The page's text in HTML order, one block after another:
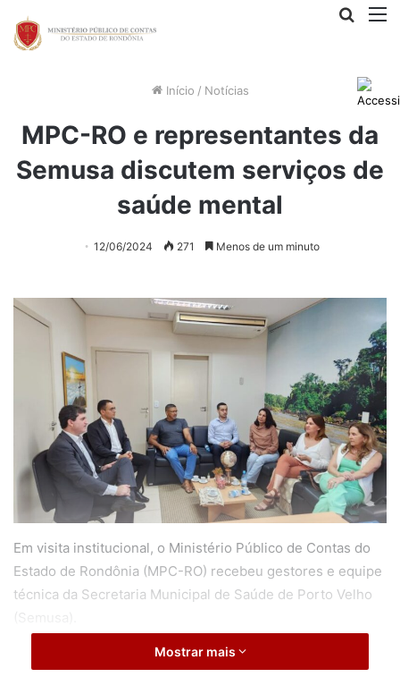
Início / Notícias
MPC-RO e representantes da
Semusa discutem serviços de
saúde mental
12/06/2024 271 Menos de um minuto
Em visita institucional, o Ministério Público de Contas do
Estado de Rondônia (MPC-RO) recebeu gestores e equipe
técnica da Secretaria Municipal de Saúde de Porto Velho
(Semusa).
O objetivo foi dialogar sobre medidas encaminhadas à
Mostrar mais